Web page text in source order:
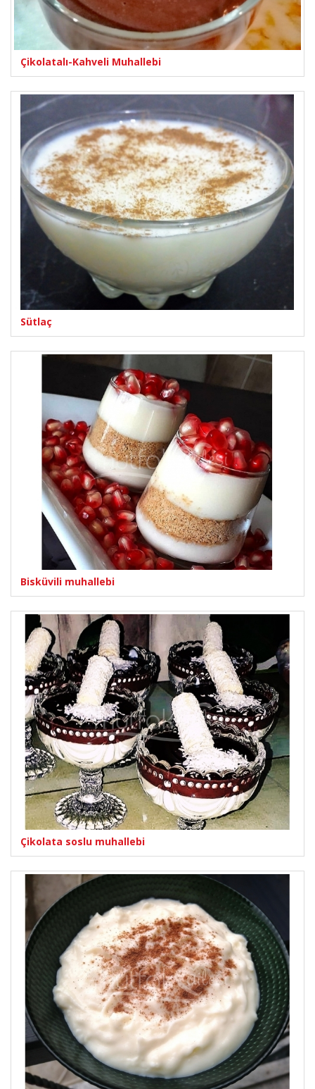
Çikolatalı-Kahveli Muhallebi
Sütlaç
Bisküvili muhallebi
Çikolata soslu muhallebi